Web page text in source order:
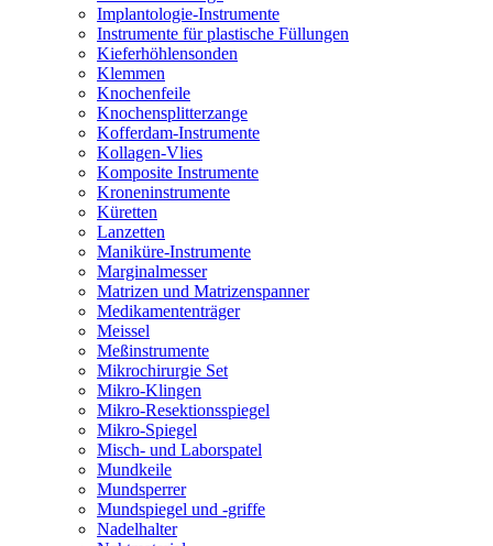
Implantologie-Instrumente
Instrumente für plastische Füllungen
Kieferhöhlensonden
Klemmen
Knochenfeile
Knochensplitterzange
Kofferdam-Instrumente
Kollagen-Vlies
Komposite Instrumente
Kroneninstrumente
Küretten
Lanzetten
Maniküre-Instrumente
Marginalmesser
Matrizen und Matrizenspanner
Medikamententräger
Meissel
Meßinstrumente
Mikrochirurgie Set
Mikro-Klingen
Mikro-Resektionsspiegel
Mikro-Spiegel
Misch- und Laborspatel
Mundkeile
Mundsperrer
Mundspiegel und -griffe
Nadelhalter